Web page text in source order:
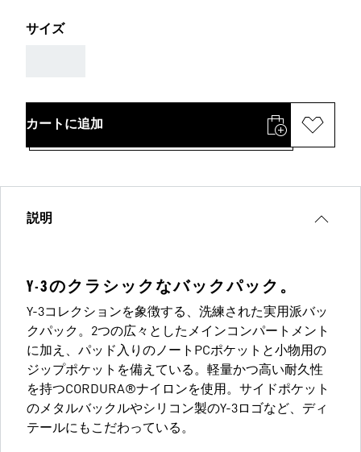
サイズ
カートに追加
説明
Y-3のクラシックなバックパック。
Y-3コレクションを象徴する、洗練された実用派バッ
クパック。2つの広々としたメインコンパートメント
に加え、パッド入りのノートPCポケットと小物用の
ジップポケットを備えている。軽量かつ高い耐久性
を持つCORDURA®ナイロンを使用。サイドポケット
のメタルバックルやシリコン製のY-3ロゴなど、ディ
テールにもこだわっている。